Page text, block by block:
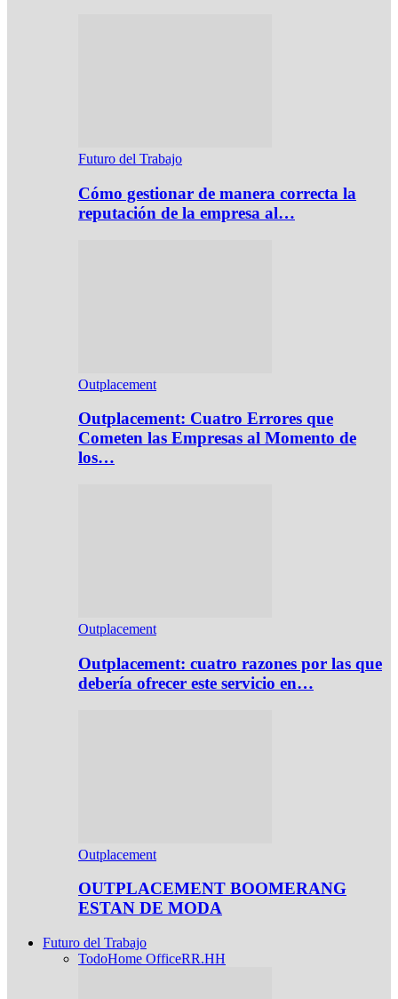
Futuro del Trabajo
Cómo gestionar de manera correcta la
reputación de la empresa al…
Outplacement
Outplacement: Cuatro Errores que
Cometen las Empresas al Momento de
los…
Outplacement
Outplacement: cuatro razones por las que
debería ofrecer este servicio en…
Outplacement
OUTPLACEMENT BOOMERANG
ESTAN DE MODA
Futuro del Trabajo
TodoHome OfficeRR.HH